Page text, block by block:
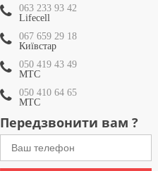
063 233 93 42
Lifecell
067 659 29 18
Київстар
050 419 43 49
МТС
050 410 64 65
МТС
Передзвонити вам ?